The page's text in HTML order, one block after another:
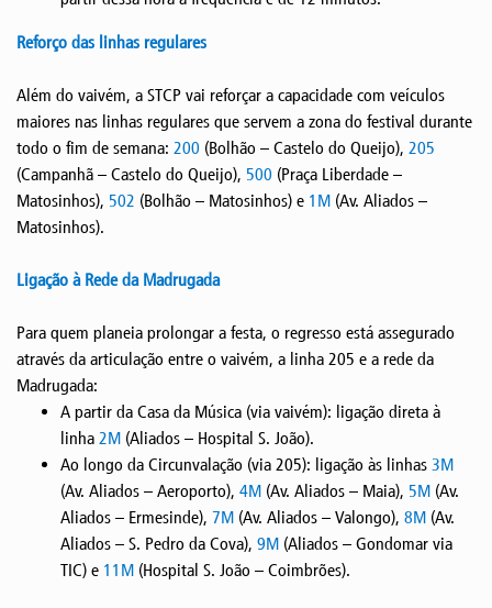
Reforço das linhas regulares
Além do vaivém, a STCP vai reforçar a capacidade com veículos
maiores nas linhas regulares que servem a zona do festival durante
todo o fim de semana: 200 (Bolhão – Castelo do Queijo), 205
(Campanhã – Castelo do Queijo), 500 (Praça Liberdade –
Matosinhos), 502 (Bolhão – Matosinhos) e 1M (Av. Aliados –
Matosinhos).
Ligação à Rede da Madrugada
Para quem planeia prolongar a festa, o regresso está assegurado
através da articulação entre o vaivém, a linha 205 e a rede da
Madrugada:
A partir da Casa da Música (via vaivém): ligação direta à
linha 2M (Aliados – Hospital S. João).
Ao longo da Circunvalação (via 205): ligação às linhas 3M
(Av. Aliados – Aeroporto), 4M (Av. Aliados – Maia), 5M (Av.
Aliados – Ermesinde), 7M (Av. Aliados – Valongo), 8M (Av.
Aliados – S. Pedro da Cova), 9M (Aliados – Gondomar via
TIC) e 11M (Hospital S. João – Coimbrões).